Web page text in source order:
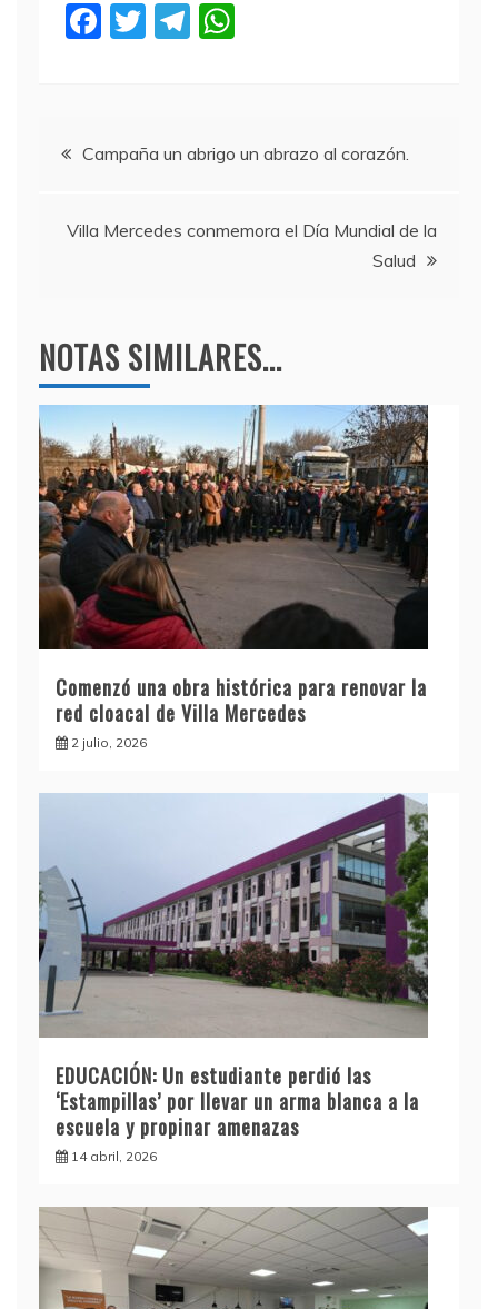
F
b
o
T
T
a
A
p
Navegación
Campaña un abrigo un abrazo al corazón.
Villa Mercedes conmemora el Día Mundial de la
Salud
NOTAS SIMILARES...
Comenzó una obra histórica para renovar la
red cloacal de Villa Mercedes
2 julio, 2026
EDUCACIÓN: Un estudiante perdió las
‘Estampillas’ por llevar un arma blanca a la
escuela y propinar amenazas
14 abril, 2026